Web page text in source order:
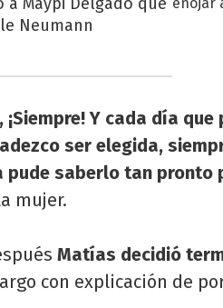
Neumann
Y cada día
ser elegida,
pude saberlo tan pronto
mujer.
Matías decidió
con explicación de